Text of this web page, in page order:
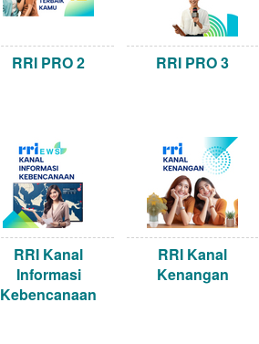
RRI PRO 2 RRI PRO 3
RRI Kanal
Informasi
Kebencanaan
RRI Kanal
Kenangan